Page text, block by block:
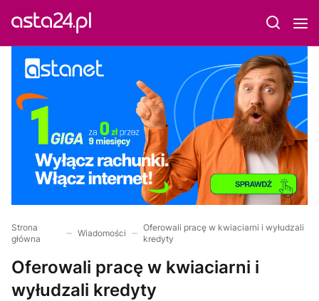
Strona
główna
Wiadomości
Oferowali pracę w kwiaciarni i wyłudzali
kredyty
Oferowali pracę w kwiaciarni i
wyłudzali kredyty